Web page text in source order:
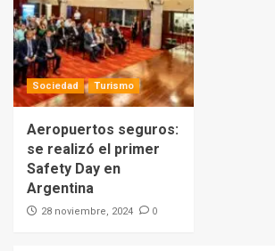
Sociedad Turismo
Aeropuertos seguros:
se realizó el primer
Safety Day en
Argentina
28 noviembre, 2024 0